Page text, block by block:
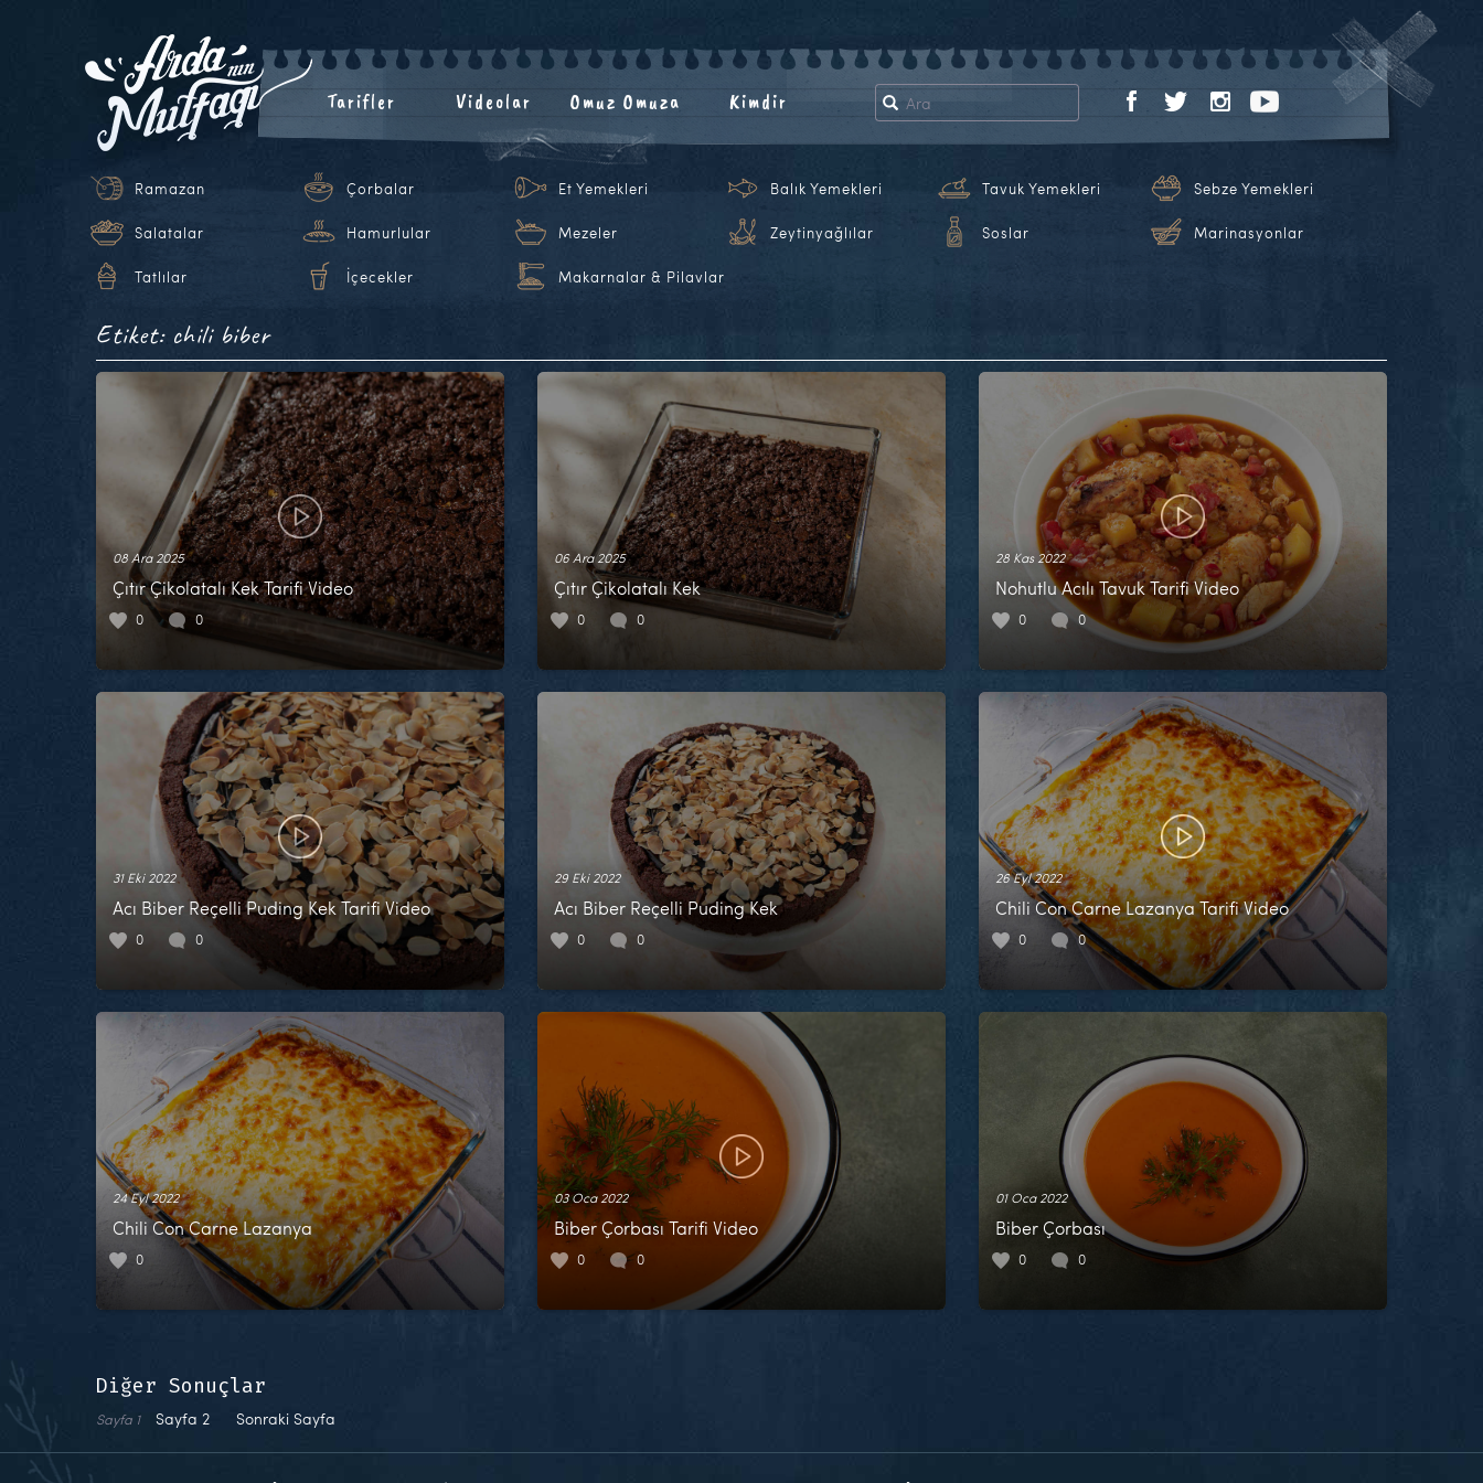
Tarifler Videolar Omuz Omuza Kimdir
Ramazan Çorbalar Et Yemekleri Balık Yemekleri Tavuk Yemekleri Sebze Yemekleri
Salatalar Hamurlular Mezeler Zeytinyağlılar Soslar Marinasyonlar
Tatlılar İçecekler Makarnalar & Pilavlar
Etiket: chili biber
08 Ara 2025
Çıtır Çikolatalı Kek Tarifi Video
0 0
06 Ara 2025
Çıtır Çikolatalı Kek
0 0
28 Kas 2022
Nohutlu Acılı Tavuk Tarifi Video
0 0
31 Eki 2022
Acı Biber Reçelli Puding Kek Tarifi Video
0 0
29 Eki 2022
Acı Biber Reçelli Puding Kek
0 0
26 Eyl 2022
Chili Con Carne Lazanya Tarifi Video
0 0
24 Eyl 2022
Chili Con Carne Lazanya
0
03 Oca 2022
Biber Çorbası Tarifi Video
0 0
01 Oca 2022
Biber Çorbası
0 0
Diğer Sonuçlar
Sayfa 1 Sayfa 2 Sonraki Sayfa